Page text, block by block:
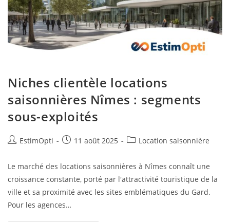
Niches clientèle locations
saisonnières Nîmes : segments
sous-exploités
EstimOpti 11 août 2025 Location saisonnière
Le marché des locations saisonnières à Nîmes connaît une
croissance constante, porté par l'attractivité touristique de la
ville et sa proximité avec les sites emblématiques du Gard.
Pour les agences…